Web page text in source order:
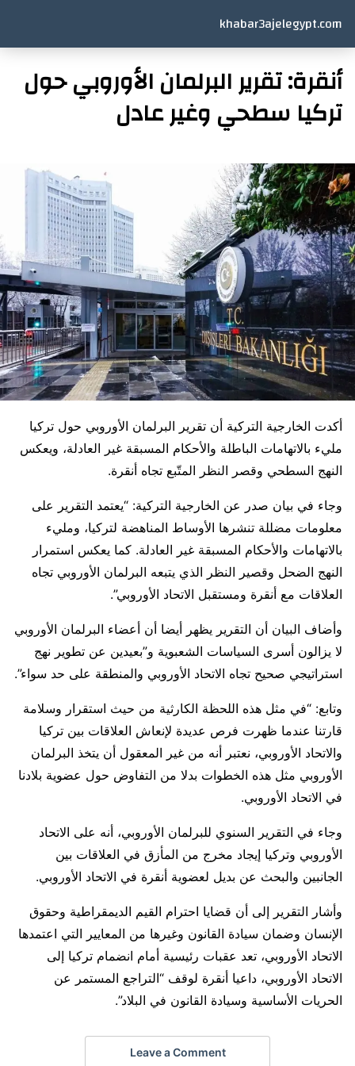
khabar3ajelegypt.com
أنقرة: تقرير البرلمان الأوروبي حول
تركيا سطحي وغير عادل
أكدت الخارجية التركية أن تقرير البرلمان الأوروبي حول تركيا
مليء بالاتهامات الباطلة والأحكام المسبقة غير العادلة، ويعكس
النهج السطحي وقصر النظر المتّبع تجاه أنقرة.
وجاء في بيان صدر عن الخارجية التركية: “يعتمد التقرير على
معلومات مضللة تنشرها الأوساط المناهضة لتركيا، ومليء
بالاتهامات والأحكام المسبقة غير العادلة. كما يعكس استمرار
النهج الضحل وقصير النظر الذي يتبعه البرلمان الأوروبي تجاه
العلاقات مع أنقرة ومستقبل الاتحاد الأوروبي”.
وأضاف البيان أن التقرير يظهر أيضا أن أعضاء البرلمان الأوروبي
لا يزالون أسرى السياسات الشعبوية و”بعيدين عن تطوير نهج
استراتيجي صحيح تجاه الاتحاد الأوروبي والمنطقة على حد سواء”.
وتابع: “في مثل هذه اللحظة الكارثية من حيث استقرار وسلامة
قارتنا عندما ظهرت فرص عديدة لإنعاش العلاقات بين تركيا
والاتحاد الأوروبي، نعتبر أنه من غير المعقول أن يتخذ البرلمان
الأوروبي مثل هذه الخطوات بدلا من التفاوض حول عضوية بلادنا
في الاتحاد الأوروبي.
وجاء في التقرير السنوي للبرلمان الأوروبي، أنه على الاتحاد
الأوروبي وتركيا إيجاد مخرج من المأزق في العلاقات بين
الجانبين والبحث عن بديل لعضوية أنقرة في الاتحاد الأوروبي.
وأشار التقرير إلى أن قضايا احترام القيم الديمقراطية وحقوق
الإنسان وضمان سيادة القانون وغيرها من المعايير التي اعتمدها
الاتحاد الأوروبي، تعد عقبات رئيسية أمام انضمام تركيا إلى
الاتحاد الأوروبي، داعيا أنقرة لوقف “التراجع المستمر عن
الحريات الأساسية وسيادة القانون في البلاد”.
Leave a Comment